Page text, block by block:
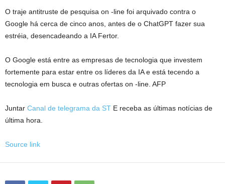
O traje antitruste de pesquisa on -line foi arquivado contra o
Google há cerca de cinco anos, antes de o ChatGPT fazer sua
estréia, desencadeando a IA Fertor.
O Google está entre as empresas de tecnologia que investem
fortemente para estar entre os líderes da IA ​​e está tecendo a
tecnologia em busca e outras ofertas on -line. AFP
Juntar Canal de telegrama da ST E receba as últimas notícias de
última hora.
Source link